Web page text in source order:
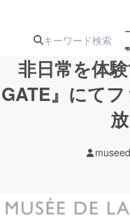
注目
非日常を体
GATE』にて